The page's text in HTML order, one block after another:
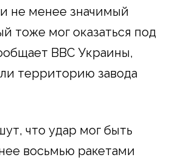
не менее значимый
тоже мог оказаться под
ВВС Украины,
территорию завода
что удар мог быть
восьмью ракетами